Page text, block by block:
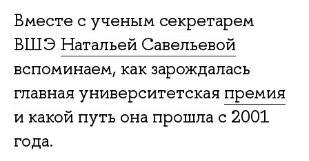
Вместе с ученым секретарем
ВШЭ Натальей Савельевой
вспоминаем, как зарождалась
главная университетская премия
и какой путь она прошла с 2001
года.